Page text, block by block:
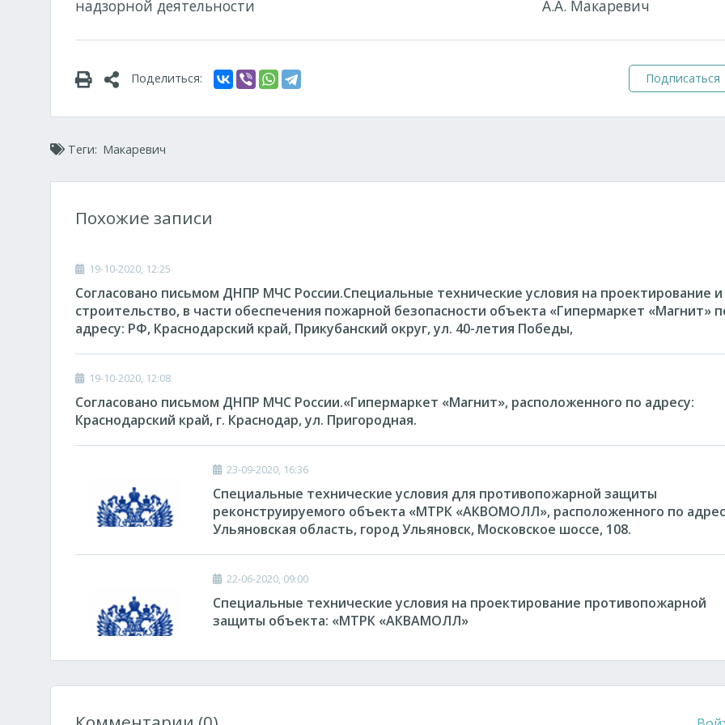
надзорной деятельности А.А. Макаревич
Поделиться: Подписаться
Теги: Макаревич
Похожие записи
19-10-2020, 12:25
Согласовано письмом ДНПР МЧС России.Специальные технические условия на проектирование и
строительство, в части обеспечения пожарной безопасности объекта «Гипермаркет «Магнит»
адресу: РФ, Краснодарский край, Прикубанский округ, ул. 40-летия Победы,
19-10-2020, 12:08
Согласовано письмом ДНПР МЧС России.«Гипермаркет «Магнит», расположенного по адресу:
Краснодарский край, г. Краснодар, ул. Пригородная.
23-09-2020, 16:36
Специальные технические условия для противопожарной защиты
реконструируемого объекта «МТРК «АКВОМОЛЛ», расположенного по
Ульяновская область, город Ульяновск, Московское шоссе, 108.
22-06-2020, 09:00
Специальные технические условия на проектирование противопожарной
защиты объекта: «МТРК «АКВАМОЛЛ»